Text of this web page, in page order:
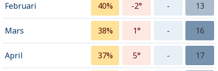
Februari 40% -2° - 13
Mars 38% 1° - 16
April 37% 5° - 17